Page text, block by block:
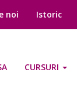
noi Istoric
CURSURI